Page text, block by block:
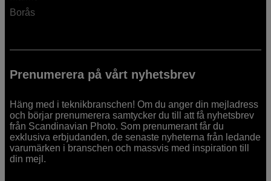
Borås
Prenumerera på vårt nyhetsbrev
Häng med i teknikbranschen! Om du anger din mejladress
och börjar prenumerera samtycker du till att få nyhetsbrev
från Scandinavian Photo. Som prenumerant får du
exklusiva erbjudanden, de senaste nyheterna från ledande
varumärken i branschen och massvis med inspiration till
din mejl.